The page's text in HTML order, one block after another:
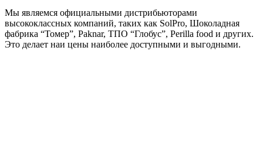
Мы являемся официальными дистрибьюторами
высококлассных компаний, таких как SolPro, Шоколадная
фабрика “Томер”, Paknar, ТПО “Глобус”, Perilla food и других.
Это делает наи цены наиболее доступными и выгодными.